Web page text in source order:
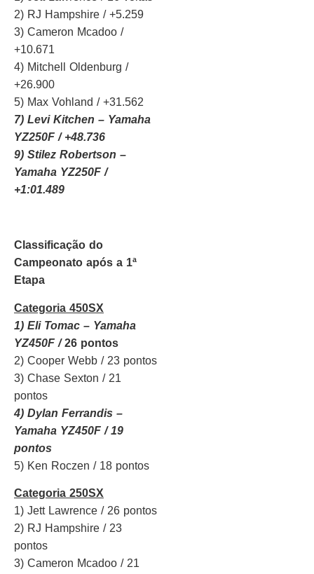
2) RJ Hampshire / +5.259
3) Cameron Mcadoo /
+10.671
4) Mitchell Oldenburg /
+26.900
5) Max Vohland / +31.562
7) Levi Kitchen – Yamaha
YZ250F / +48.736
9) Stilez Robertson –
Yamaha YZ250F /
+1:01.489
Classificação do
Campeonato após a 1ª
Etapa
Categoria 450SX
1) Eli Tomac – Yamaha
YZ450F /26 pontos
2) Cooper Webb / 23 pontos
3) Chase Sexton / 21
pontos
4) Dylan Ferrandis –
Yamaha YZ450F / 19
pontos
5) Ken Roczen / 18 pontos
Categoria 250SX
1) Jett Lawrence / 26 pontos
2) RJ Hampshire / 23
pontos
3) Cameron Mcadoo / 21